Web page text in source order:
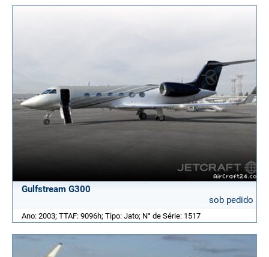
Gulfstream G300
sob pedido
Ano: 2003; TTAF: 9096h; Tipo: Jato; N° de Série: 1517